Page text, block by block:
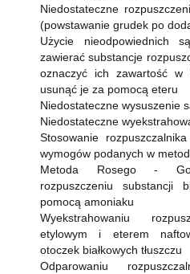
Niedostateczne
(powstawanie grudek po
Użycie nieodpowiednich
zawierać substancje
oznaczyć ich zawartość
usunąć je za pomocą eteru
Niedostateczne wysuszenie
Niedostateczne
Stosowanie
wymogów podanych w
Metoda Rosego -
rozpuszczeniu substancji
pomocą amoniaku
Wyekstrahowaniu
etylowym i eterem
otoczek białkowych tłuszczu
Odparowaniu